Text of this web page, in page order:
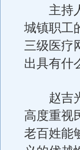
主持人
城镇职工
三级医疗
出具有什
赵吉光
高度重视
老百姓能